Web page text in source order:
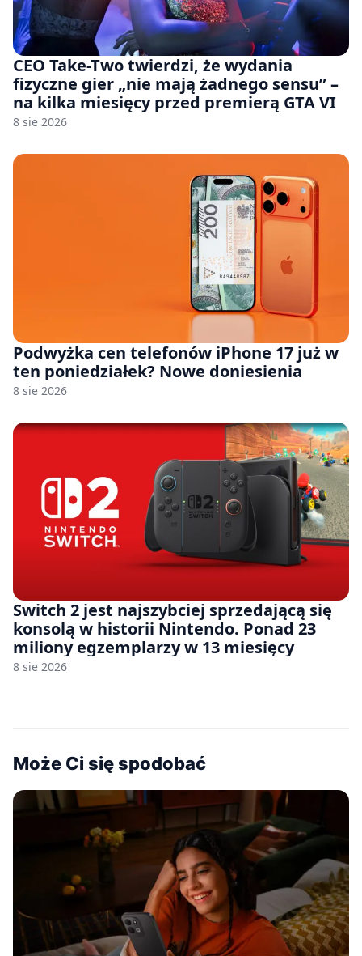
CEO Take-Two twierdzi, że wydania
fizyczne gier „nie mają żadnego sensu” –
na kilka miesięcy przed premierą GTA VI
8 sie 2026
Podwyżka cen telefonów iPhone 17 już w
ten poniedziałek? Nowe doniesienia
8 sie 2026
Switch 2 jest najszybciej sprzedającą się
konsolą w historii Nintendo. Ponad 23
miliony egzemplarzy w 13 miesięcy
8 sie 2026
Może Ci się spodobać